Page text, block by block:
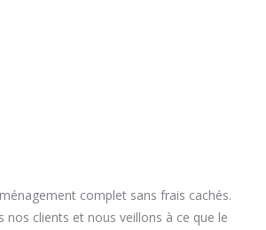
complet sans frais cachés.
nos clients et nous veillons à ce que le